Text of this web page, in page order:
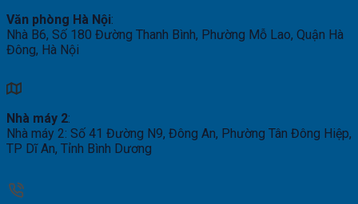
Văn phòng Hà Nội:
Nhà B6, Số 180 Đường Thanh Bình, Phường Mỗ Lao, Quận Hà
Đông, Hà Nội
Nhà máy 2:
Nhà máy 2: Số 41 Đường N9, Đông An, Phường Tân Đông Hiệp,
TP Dĩ An, Tỉnh Bình Dương